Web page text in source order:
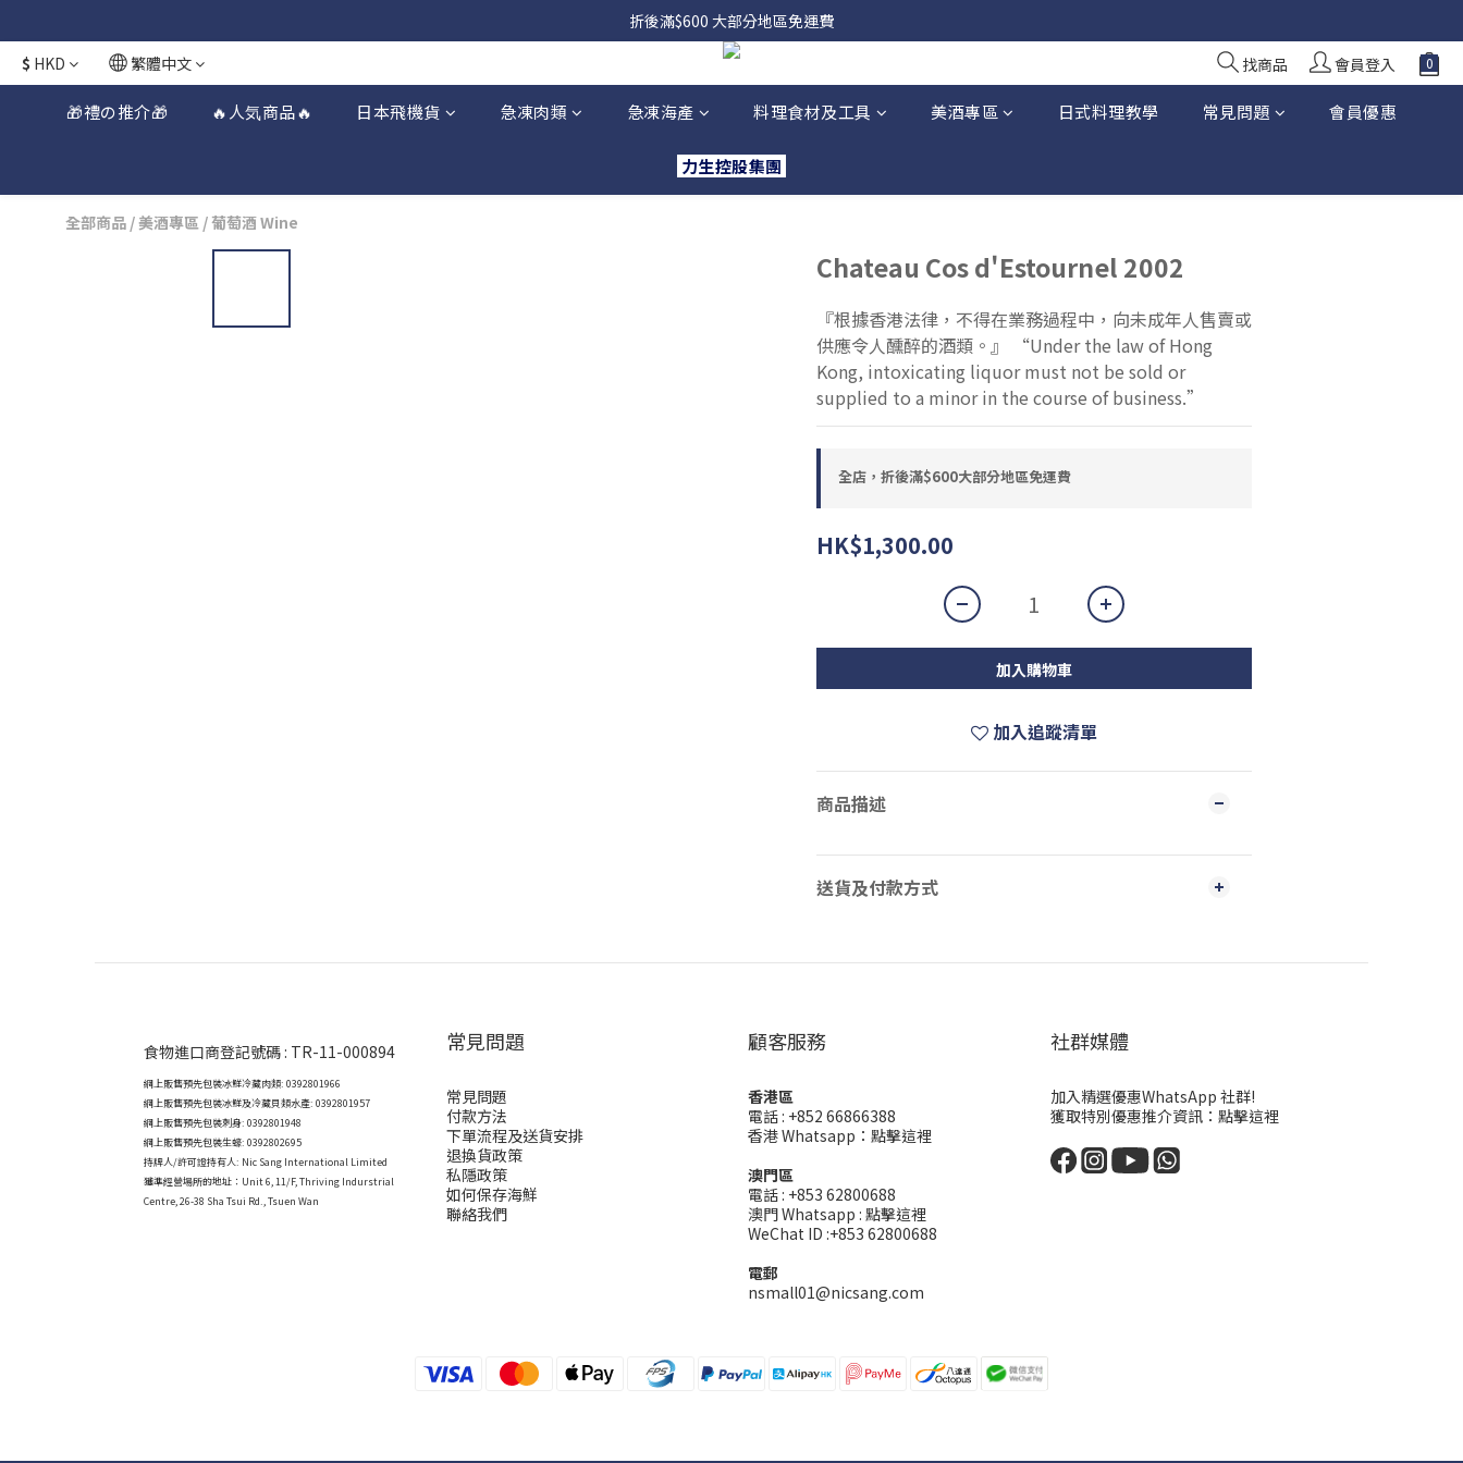
折後滿$600 大部分地區免運費
$ HKD 繁體中文 找商品 會員登入
🎁禮の推介🎁 🔥人気商品🔥 日本飛機貨 急凍肉類 急凍海產 料理食材及工具 美酒專區 日式料理教學 常見問題 會員優惠
力生控股集團
全部商品 /美酒專區 /葡萄酒 Wine
Chateau Cos d'Estournel 2002
『根據香港法律，不得在業務過程中，向未成年人售賣或
供應令人醺醉的酒類。』 “Under the law of Hong
Kong, intoxicating liquor must not be sold or
supplied to a minor in the course of business.”
全店，折後滿$600大部分地區免運費
HK$1,300.00
加入購物車
加入追蹤清單
商品描述
送貨及付款方式
食物進口商登記號碼 : TR-11-000894
網上販售預先包裝冰鮮冷藏肉類: 0392801966
網上販售預先包裝冰鮮及冷藏貝類水產: 0392801957
網上販售預先包裝刺身: 0392801948
網上販售預先包裝生蠔: 0392802695
持牌人/許可證持有人: Nic Sang International Limited
獲準經營場所的地址： Unit 6, 11/F, Thriving Indurstrial
Centre, 26-38 Sha Tsui Rd., Tsuen Wan
常見問題
常見問題
付款方法
下單流程及送貨安排
退換貨政策
私隱政策
如何保存海鮮
聯絡我們
顧客服務
香港區
電話 : +852 66866388
香港 Whatsapp： 點擊這裡
澳門區
電話 : +853 62800688
澳門 Whatsapp : 點擊這裡
WeChat ID :+853 62800688
電郵
nsmall01@nicsang.com
社群媒體
加入精選優惠WhatsApp 社群!
獲取特別優惠推介資訊： 點擊這裡